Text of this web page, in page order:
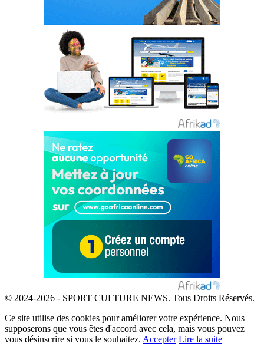
© 2024-2026 - SPORT CULTURE NEWS. Tous Droits Réservés.
Ce site utilise des cookies pour améliorer votre expérience. Nous
supposerons que vous êtes d'accord avec cela, mais vous pouvez
vous désinscrire si vous le souhaitez. Accepter Lire la suite